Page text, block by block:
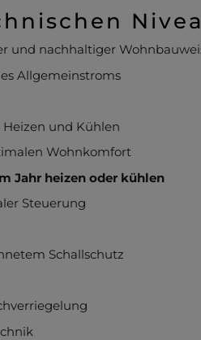
und nachhaltiger
Allgemeinstroms
und Kühlen
Wohnkomfort
Jahr heizen oder kühlen
Steuerung
Schallschutz